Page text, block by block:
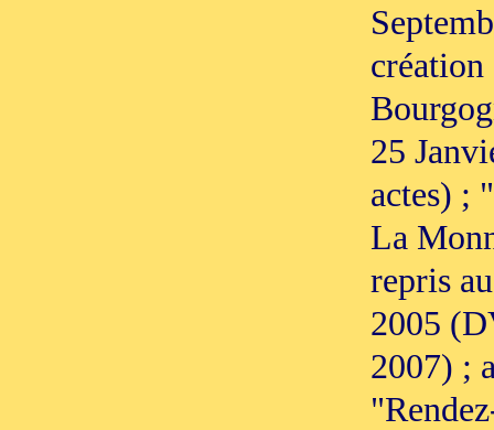
création
25
actes) ;
La
repris
2005
2007) ;